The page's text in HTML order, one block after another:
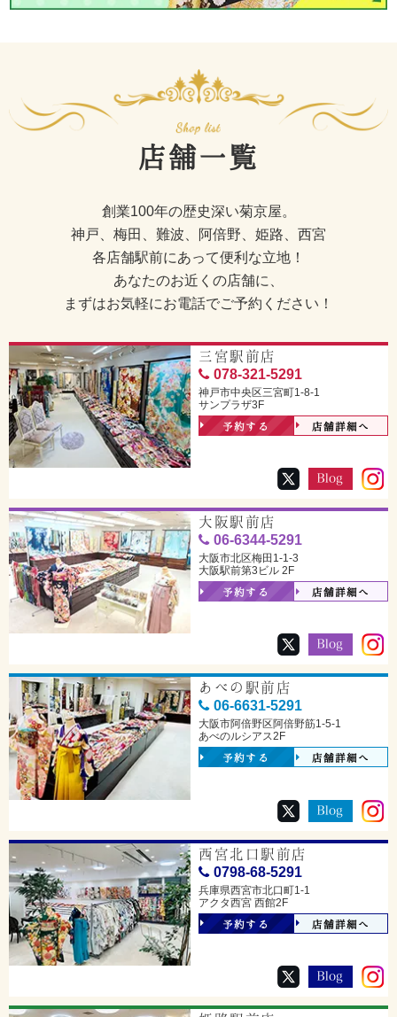
店舗一覧
創業100年の歴史深い菊京屋。
神戸、梅田、難波、阿倍野、姫路、西宮
各店舗駅前にあって便利な立地！
あなたのお近くの店舗に、
まずはお気軽にお電話でご予約ください！
三宮駅前店
078-321-5291
神戸市中央区三宮町1-8-1
サンプラザ3F
予約する 店舗詳細へ
大阪駅前店
06-6344-5291
大阪市北区梅田1-1-3
大阪駅前第3ビル 2F
予約する 店舗詳細へ
あべの駅前店
06-6631-5291
大阪市阿倍野区阿倍野筋1-5-1
あべのルシアス2F
予約する 店舗詳細へ
西宮北口駅前店
0798-68-5291
兵庫県西宮市北口町1-1
アクタ西宮 西館2F
予約する 店舗詳細へ